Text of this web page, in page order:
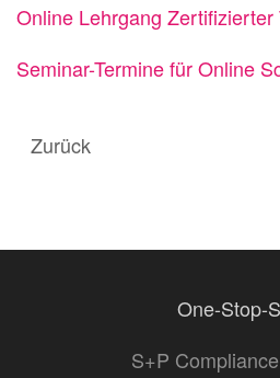
Online Lehrgang Zertifizierter
Seminar-Termine für Online
Zurück
One-Stop-
S+P